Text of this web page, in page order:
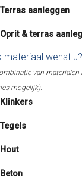
Terras aanleggen
Oprit & terras
materiaal wenst
van
mogelijk).
Klinkers
Tegels
Hout
Beton